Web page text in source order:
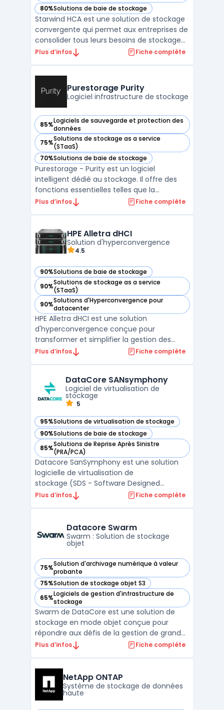
80%Solutions de baie de stockage
— voir Starwind HCA dans cette catégorie
Starwind HCA est une solution de stockage
convergente qui permet aux entreprises de
consolider tous leurs besoins de stockage
et de virtualisation. Elle combine une
disponible pour une capacité de stockage à
la fois flexible e ...
Plus d’infos Fiche complète
Purestorage Purity
Logiciel infrastructure de stockage
85%Logiciels de sauvegarde et protection des
données
— voir Purestorage Purity dans cette catégorie
75%Solutions de stockage as a service
(STaaS)
— voir Purestorage Purity dans cette catégorie
70%Solutions de baie de stockage
— voir Purestorage Purity dans cette catégorie
Purestorage - Purity est un logiciel
intelligent dédié au stockage. Il offre des
fonctions essentielles telles que la
protection des données, la déduplication, la
caractère évolutif, sa facilité d'utilisation et
sa ...
Plus d’infos Fiche complète
HPE Alletra dHCI
Solution d'hyperconvergence
4.5
90%Solutions de baie de stockage
— voir HPE Alletra dHCI dans cette catégorie
90%Solutions de stockage as a service
(STaaS)
— voir HPE Alletra dHCI dans cette catégorie
90%Solutions d'Hyperconvergence pour
datacenter
— voir HPE Alletra dHCI dans cette catégorie
HPE Alletra dHCI est une solution
d'hyperconvergence conçue pour
transformer et simplifier la gestion des
infrastructures IT. En intégrant les capacités
optimisée et une sécur ...
Plus d’infos Fiche complète
DataCore SANsymphony
Logiciel de virtualisation de
stockage
5
95%Solutions de virtualisation de stockage
— voir DataCore SANsymphony dans cette catégorie
90%Solutions de baie de stockage
— voir DataCore SANsymphony dans cette catégorie
85%Solutions de Reprise Après Sinistre
(PRA/PCA)
— voir DataCore SANsymphony dans cette catégorie
Datacore SanSymphony est une solution
logicielle de virtualisation de
stockage (SDS - Software Designed
Storage) proposée par Datacore. Elle
stockage, en tirant parti de fonctionn ...
Plus d’infos Fiche complète
Datacore Swarm
Swarm : Solution de stockage
objet
75%Solution d'archivage numérique à valeur
probante
— voir Datacore Swarm dans cette catégorie
75%Solution de stockage objet S3
— voir Datacore Swarm dans cette catégorie
65%Logiciels de gestion d'infrastructure de
stockage
— voir Datacore Swarm dans cette catégorie
Swarm de DataCore est une solution de
stockage en mode objet conçue pour
répondre aux défis de la gestion de grandes
quantités de données. Face à la croissance
contenu distribué, Swarm offre une
alternative efficace aux ...
Plus d’infos Fiche complète
NetApp ONTAP
Système de stockage de données
haute